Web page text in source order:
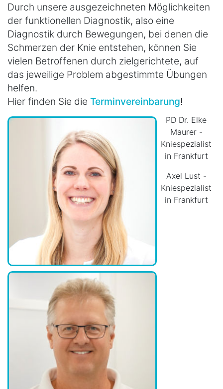
Durch unsere ausgezeichneten Möglichkeiten
der funktionellen Diagnostik, also eine
Diagnostik durch Bewegungen, bei denen die
Schmerzen der Knie entstehen, können Sie
vielen Betroffenen durch zielgerichtete, auf
das jeweilige Problem abgestimmte Übungen
helfen.
Hier finden Sie die Terminvereinbarung!
PD Dr. Elke
Maurer -
Kniespezialist
in Frankfurt
Axel Lust -
Kniespezialist
in Frankfurt